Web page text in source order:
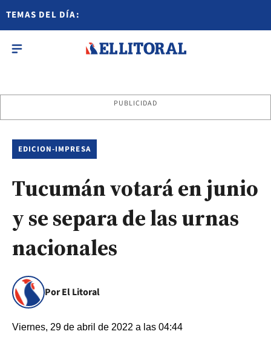
TEMAS DEL DÍA:
PUBLICIDAD
EDICION-IMPRESA
Tucumán votará en junio
y se separa de las urnas
nacionales
Por El Litoral
Viernes, 29 de abril de 2022 a las 04:44